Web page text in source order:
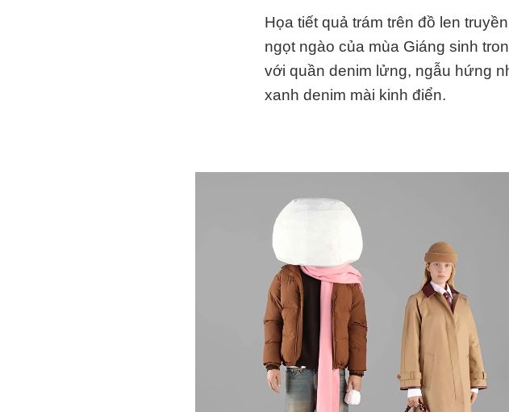
Họa tiết quả trám trên đồ len
ngọt ngào của mùa Giáng sinh
với quần denim lửng, ngẫu hứng
xanh denim mài kinh điển.